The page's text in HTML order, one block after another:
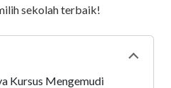
sekolah terbaik!
Kursus Mengemudi